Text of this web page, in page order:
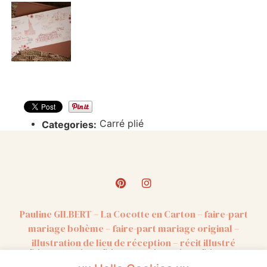
Categories: Carré plié
Pauline GILBERT – La Cocotte en Carton – faire-part
mariage bohème – faire-part mariage original –
illustration de lieu de réception – récit illustré
Faire-part mariage – Faire-part mariage unique – Faire-part
mariage original – Faire-part mariage authentique – Faire-part